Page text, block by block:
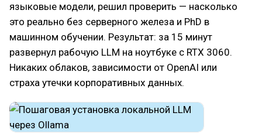
языковые модели, решил проверить — насколько
это реально без серверного железа и PhD в
машинном обучении. Результат: за 15 минут
развернул рабочую LLM на ноутбуке с RTX 3060.
Никаких облаков, зависимости от OpenAI или
страха утечки корпоративных данных.